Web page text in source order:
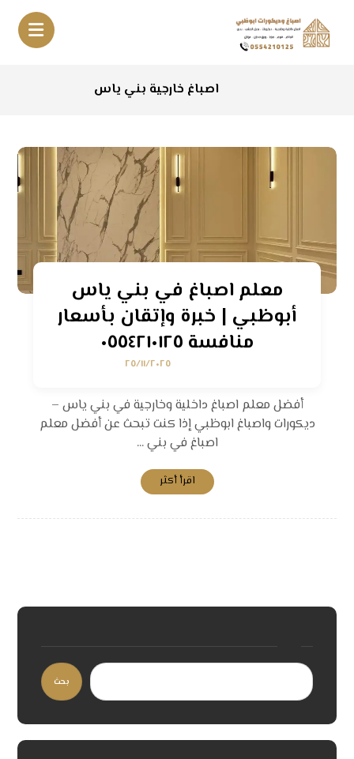
اصباغ خارجية بني ياس
معلم اصباغ في بني ياس
أبوظبي | خبرة وإتقان بأسعار
منافسة ٠٥٥٤٢١٠١٢٥
٢٥/١١/٢٠٢٥
أفضل معلم اصباغ داخلية وخارجية في بني ياس –
ديكورات واصباغ ابوظبي إذا كنت تبحث عن أفضل معلم
اصباغ في بني ...
اقرأ أكثر
بحث